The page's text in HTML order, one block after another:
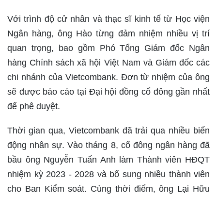
Với trình độ cử nhân và thạc sĩ kinh tế từ Học viện
Ngân hàng, ông Hào từng đảm nhiệm nhiều vị trí
quan trọng, bao gồm Phó Tổng Giám đốc Ngân
hàng Chính sách xã hội Việt Nam và Giám đốc các
chi nhánh của Vietcombank. Đơn từ nhiệm của ông
sẽ được báo cáo tại Đại hội đồng cổ đông gần nhất
để phê duyệt.
Thời gian qua, Vietcombank đã trải qua nhiều biến
động nhân sự. Vào tháng 8, cổ đông ngân hàng đã
bầu ông Nguyễn Tuấn Anh làm Thành viên HĐQT
nhiệm kỳ 2023 - 2028 và bổ sung nhiều thành viên
cho Ban Kiểm soát. Cùng thời điểm, ông Lại Hữu